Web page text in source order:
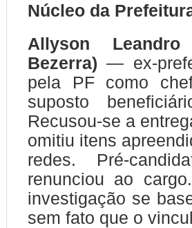
Núcleo da
Allyson
Bezerra) — ex-
pela PF como
suposto
Recusou-se a
omitiu itens
redes. Pré-
renunciou ao
investigação se
sem fato que o